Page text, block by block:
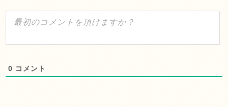
0 コメント